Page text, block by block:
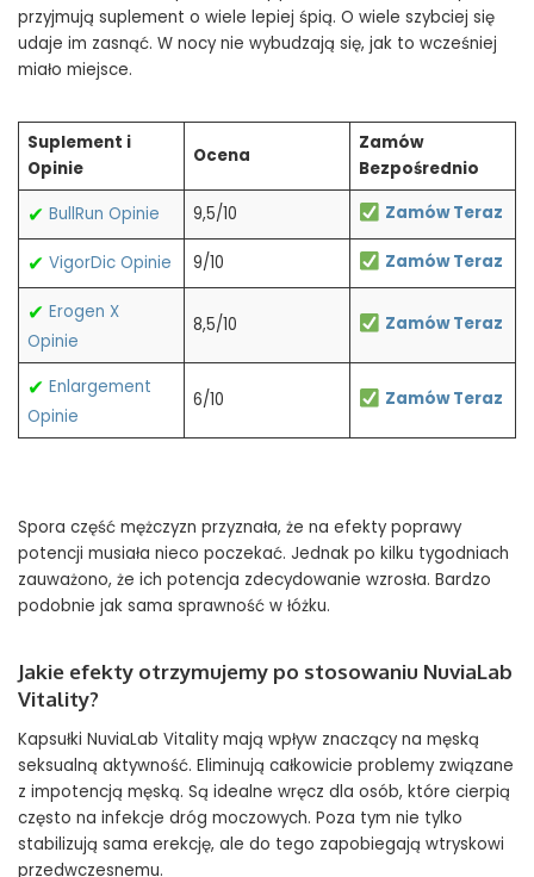
przyjmują suplement o wiele lepiej śpią. O wiele szybciej się
udaje im zasnąć. W nocy nie wybudzają się, jak to wcześniej
miało miejsce.
Suplement i
Opinie
Ocena
Zamów
Bezpośrednio
✔ BullRun Opinie 9,5/10 Zamów Teraz
✔ VigorDic Opinie 9/10 Zamów Teraz
✔ Erogen X
Opinie
8,5/10 Zamów Teraz
✔ Enlargement
Opinie
6/10 Zamów Teraz
Spora część mężczyzn przyznała, że na efekty poprawy
potencji musiała nieco poczekać. Jednak po kilku tygodniach
zauważono, że ich potencja zdecydowanie wzrosła. Bardzo
podobnie jak sama sprawność w łóżku.
Jakie efekty otrzymujemy po stosowaniu NuviaLab
Vitality?
Kapsułki NuviaLab Vitality mają wpływ znaczący na męską
seksualną aktywność. Eliminują całkowicie problemy związane
z impotencją męską. Są idealne wręcz dla osób, które cierpią
często na infekcje dróg moczowych. Poza tym nie tylko
stabilizują sama erekcję, ale do tego zapobiegają wtryskowi
przedwczesnemu.